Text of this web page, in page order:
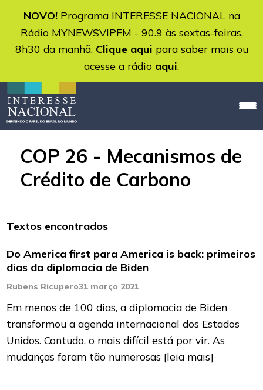
NOVO!Programa INTERESSE NACIONAL na
Rádio MYNEWSVIPFM - 90.9 às sextas-feiras,
8h30 da manhã. Clique aqui para saber mais ou
acesse a rádio aqui.
COP 26 - Mecanismos de
Crédito de Carbono
Textos encontrados
Do America first para America is back: primeiros
dias da diplomacia de Biden
Rubens Ricupero31 março 2021
Em menos de 100 dias, a diplomacia de Biden
transformou a agenda internacional dos Estados
Unidos. Contudo, o mais difícil está por vir. As
mudanças foram tão numerosas [leia mais]